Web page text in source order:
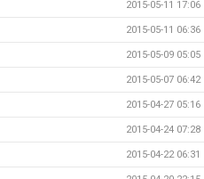
2015-05-11 17:06
2015-05-11 06:36
2015-05-09 05:05
2015-05-07 06:42
2015-04-27 05:16
2015-04-24 07:28
2015-04-22 06:31